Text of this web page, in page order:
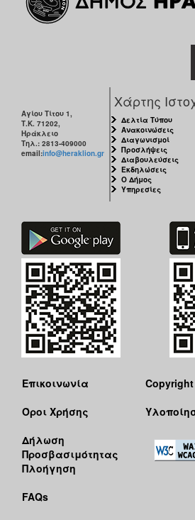
2011
ΤΟΠΟΣ
ΠΟΛΗ
Αγίου Τίτου 1,
Τ.Κ. 71202,
Ηράκλειο
Τηλ.: 2813-409000
email:info@heraklion.gr
Χάρτης
Δελτία Τύπου
Ανακοινώσεις
Διαγωνισμοί
Προσλήψεις
Διαβουλεύσεις
Εκδηλώσεις
Ο Δήμος
Υπηρεσίες
Επικοινωνία
Όροι Χρήσης
Δήλωση
Προσβασιμότητας
Πλοήγηση
FAQs